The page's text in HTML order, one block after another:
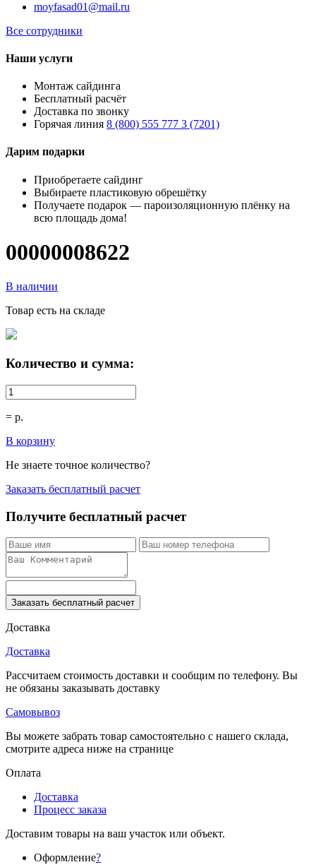
moyfasad01@mail.ru
Все сотрудники
Наши услуги
Монтаж сайдинга
Бесплатный расчёт
Доставка по звонку
Горячая линия 8 (800) 555 777 3 (7201)
Дарим подарки
Приобретаете сайдинг
Выбираете пластиковую обрешётку
Получаете подарок — пароизоляционную плёнку на
всю площадь дома!
00000008622
В наличии
Товар есть на складе
Количество и сумма:
= р.
В корзину
Не знаете точное количество?
Заказать бесплатный расчет
Получите бесплатный расчет
Заказать бесплатный расчет
Доставка
Доставка
Рассчитаем стоимость доставки и сообщим по телефону. Вы
не обязаны заказывать доставку
Самовывоз
Вы можете забрать товар самостоятельно с нашего склада,
смотрите адреса ниже на странице
Оплата
Доставка
Процесс заказа
Доставим товары на ваш участок или объект.
Оформление?